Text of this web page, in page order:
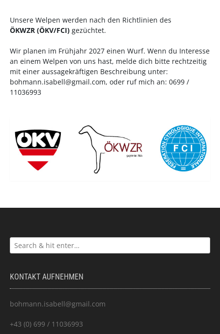
Unsere Welpen werden nach den Richtlinien des
ÖKWZR (ÖKV/FCI) gezüchtet.
Wir planen im Frühjahr 2027 einen Wurf. Wenn du Interesse
an einem Welpen von uns hast, melde dich bitte rechtzeitig
mit einer aussagekräftigen Beschreibung unter:
bohmann.isabell@gmail.com, oder ruf mich an: 0699 /
11036993
KONTAKT AUFNEHMEN
bohmann.isabell@gmail.com
+43 (0) 699 / 11036993